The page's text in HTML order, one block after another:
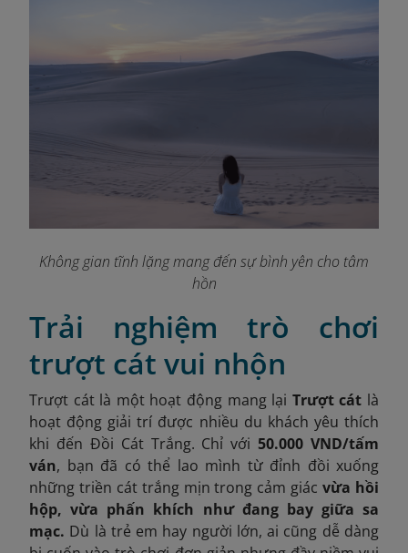
Không gian tĩnh lặng mang đến sự bình yên cho tâm
hồn
Trải nghiệm trò chơi
trượt cát vui nhộn
Trượt cát là một hoạt động mang lại Trượt cát là
hoạt động giải trí được nhiều du khách yêu thích
khi đến Đồi Cát Trắng. Chỉ với50.000 VND/tấm
ván, bạn đã có thể lao mình từ đỉnh đồi xuống
những triền cát trắng mịn trong cảm giácvừa hồi
hộp, vừa phấn khích như đang bay giữa sa
mạc. Dù là trẻ em hay người lớn, ai cũng dễ dàng